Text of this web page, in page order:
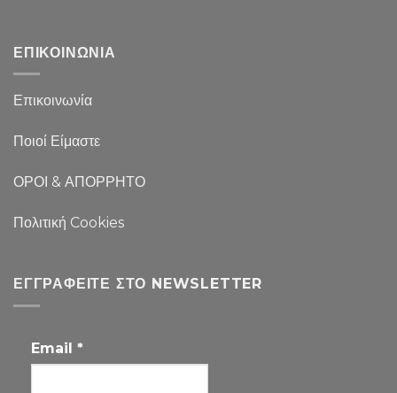
ΕΠΙΚΟΙΝΩΝΙΑ
Επικοινωνία
Ποιοί Είμαστε
ΟΡΟΙ & ΑΠΟΡΡΗΤΟ
Πολιτική Cookies
ΕΓΓΡΑΦΕΊΤΕ ΣΤΟ NEWSLETTER
Email *